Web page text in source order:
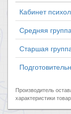
Кабинет
Средняя
Старшая
Производитель
характеристики